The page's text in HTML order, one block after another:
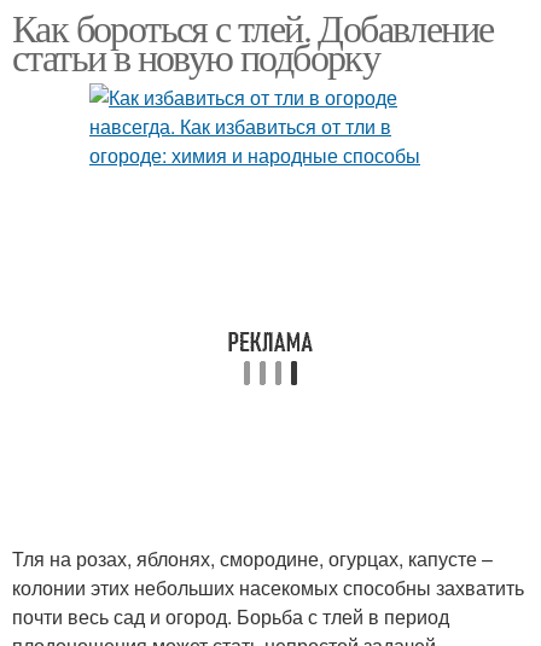
Как бороться с тлей. Добавление
статьи в новую подборку
Тля на розах, яблонях, смородине, огурцах, капусте –
колонии этих небольших насекомых способны захватить
почти весь сад и огород. Борьба с тлей в период